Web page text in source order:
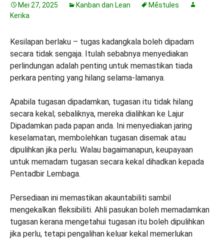
Mei 27, 2025 Kanban dan Lean
Mēstules
Kerika
Kesilapan berlaku – tugas kadangkala boleh dipadam
secara tidak sengaja. Itulah sebabnya menyediakan
perlindungan adalah penting untuk memastikan tiada
perkara penting yang hilang selama-lamanya.
Apabila tugasan dipadamkan, tugasan itu tidak hilang
secara kekal; sebaliknya, mereka dialihkan ke Lajur
Dipadamkan pada papan anda. Ini menyediakan jaring
keselamatan, membolehkan tugasan disemak atau
dipulihkan jika perlu. Walau bagaimanapun, keupayaan
untuk memadam tugasan secara kekal dihadkan kepada
Pentadbir Lembaga.
Persediaan ini memastikan akauntabiliti sambil
mengekalkan fleksibiliti. Ahli pasukan boleh memadamkan
tugasan kerana mengetahui tugasan itu boleh dipulihkan
jika perlu, tetapi pengalihan keluar kekal memerlukan